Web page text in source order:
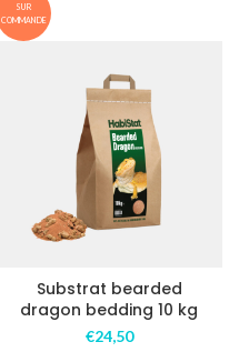
SUR
COMMANDE
Substrat bearded
dragon bedding 10 kg
€24,50